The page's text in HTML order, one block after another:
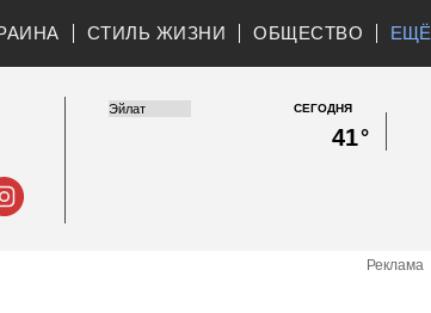
СТИЛЬ ЖИЗНИ ОБЩЕСТВО ЕЩЁ
СЕГОДНЯ
41°
Реклама